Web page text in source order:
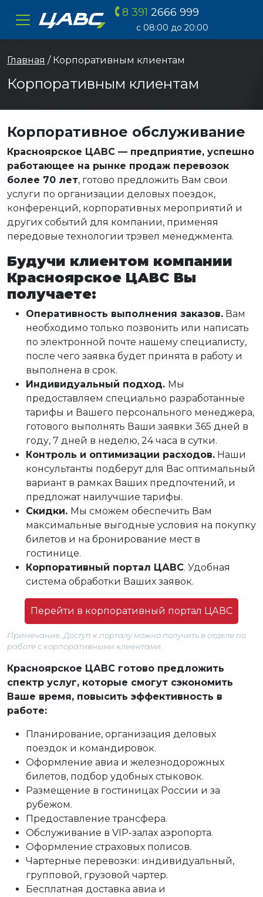
ЦАВС
8 391 2666 999
с 08:00 до 20:00
Главная / Корпоративным клиентам
Корпоративным клиентам
Корпоративное обслуживание
Красноярское ЦАВС — предприятие, успешно
работающее на рынке продаж перевозок
более 70 лет, готово предложить Вам свои
услуги по организации деловых поездок,
конференций, корпоративных мероприятий и
других событий для компании, применяя
передовые технологии трэвел менеджмента.
Будучи клиентом компании
Красноярское ЦАВС Вы
получаете:
Оперативность выполнения заказов. Вам
необходимо только позвонить или написать
по электронной почте нашему специалисту,
после чего заявка будет принята в работу и
выполнена в срок.
Индивидуальный подход. Мы
предоставляем специально разработанные
тарифы и Вашего персонального менеджера,
готового выполнять Ваши заявки 365 дней в
году, 7 дней в неделю, 24 часа в сутки.
Контроль и оптимизации расходов. Наши
консультанты подберут для Вас оптимальный
вариант в рамках Ваших предпочтений, и
предложат наилучшие тарифы.
Скидки. Мы сможем обеспечить Вам
максимальные выгодные условия на покупку
билетов и на бронирование мест в
гостинице.
Корпоративный портал ЦАВС. Удобная
система обработки Ваших заявок.
Перейти в корпоративный портал ЦАВС
Примечание. Доступ к порталу можно получить в отделе по
работе с корпоративными клиентами.
Красноярское ЦАВС готово предложить
спектр услуг, которые смогут сэкономить
Ваше время, повысить эффективность в
работе:
Планирование, организация деловых
поездок и командировок.
Оформление авиа и железнодорожных
билетов, подбор удобных стыковок.
Размещение в гостиницах России и за
рубежом.
Предоставление трансфера.
Обслуживание в VIP-залах аэропорта.
Оформление страховых полисов.
Чартерные перевозки: индивидуальный,
групповой, грузовой чартер.
Бесплатная доставка авиа и